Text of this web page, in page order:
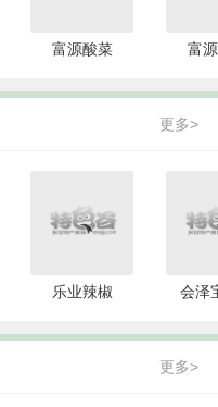
富源酸菜 富
更多>
乐业辣椒 会泽
更多>